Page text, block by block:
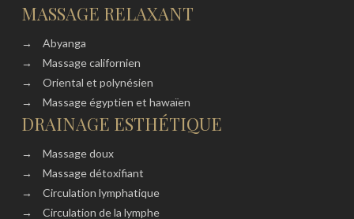
MASSAGE RELAXANT
→
Abyanga
→
Massage californien
→
Oriental et polynésien
→
Massage égyptien et hawaïen
DRAINAGE ESTHÉTIQUE
→
Massage doux
→
Massage détoxifiant
→
Circulation lymphatique
→
Circulation de la lymphe